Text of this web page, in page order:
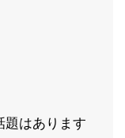
題はあります